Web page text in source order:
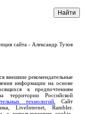
сайта - Александр Тузов
внешние рекомендательные
информации на основе
к предпочтениям
территории Российской
технологий.
Сайт
LiveInternet, Rambler.